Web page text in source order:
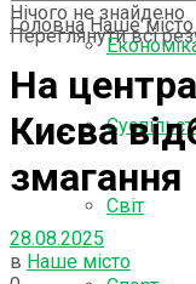
Нічого не знайдено
Переглянути всі
Світ
Головна Наше місто
На
Києва
змагання
28.08.2025
в Наше місто